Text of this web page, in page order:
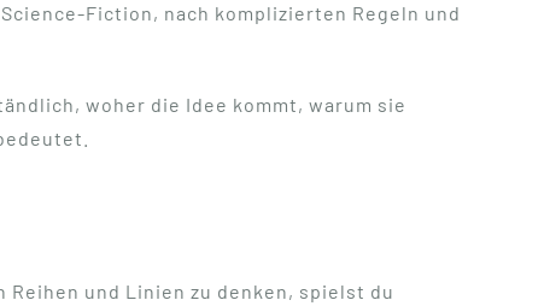
Fiction, nach komplizierten Regeln und
woher die Idee kommt, warum sie
und Linien zu denken, spielst du